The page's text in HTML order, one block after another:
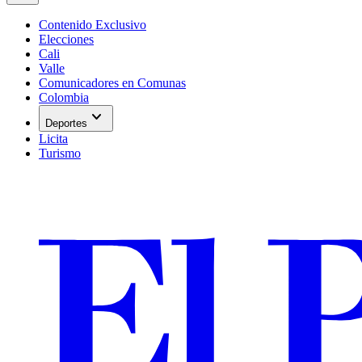
Contenido Exclusivo
Elecciones
Cali
Valle
Comunicadores en Comunas
Colombia
Deportes expand_more
Licita
Turismo